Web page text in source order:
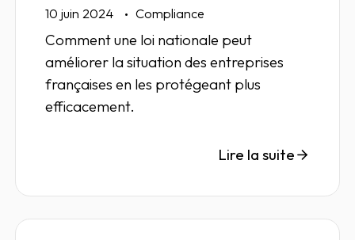
10 juin 2024 Compliance
Comment une loi nationale peut
améliorer la situation des entreprises
françaises en les protégeant plus
efficacement.
Lire la suite